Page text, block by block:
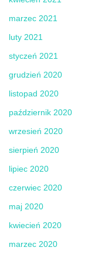
marzec 2021
luty 2021
styczeń 2021
grudzień 2020
listopad 2020
październik 2020
wrzesień 2020
sierpień 2020
lipiec 2020
czerwiec 2020
maj 2020
kwiecień 2020
marzec 2020